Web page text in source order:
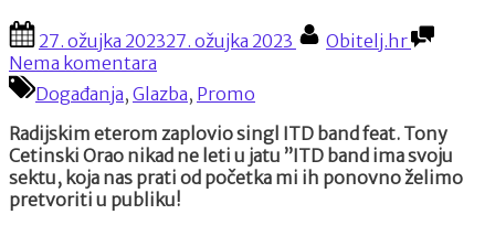
Posted
on
27. ožujka 202327. ožujka 2023 By
Obitelj.hr
Nema komentara
Radijskim
eterom
zaplovio
singl
ITD
band
Događanja, Glazba, Promo
Radijskim eterom zaplovio singl ITD band feat. Tony
Cetinski Orao nikad ne leti u jatu ”ITD band ima svoju
sektu, koja nas prati od početka mi ih ponovno želimo
pretvoriti u publiku!